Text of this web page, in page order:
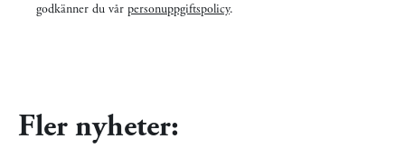
godkänner du vår personuppgiftspolicy.
Fler nyheter: